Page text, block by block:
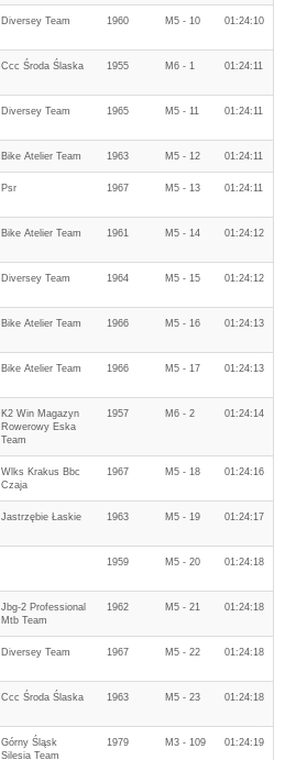
Diversey Team 1960 M5 - 10 01:24:10
Ccc Środa Ślaska 1955 M6 - 1 01:24:11
Diversey Team 1965 M5 - 11 01:24:11
Bike Atelier Team 1963 M5 - 12 01:24:11
Psr 1967 M5 - 13 01:24:11
Bike Atelier Team 1961 M5 - 14 01:24:12
Diversey Team 1964 M5 - 15 01:24:12
Bike Atelier Team 1966 M5 - 16 01:24:13
Bike Atelier Team 1966 M5 - 17 01:24:13
K2 Win Magazyn
Rowerowy Eska
Team
1957 M6 - 2 01:24:14
Wlks Krakus Bbc
Czaja
1967 M5 - 18 01:24:16
Jastrzębie Łaskie 1963 M5 - 19 01:24:17
1959 M5 - 20 01:24:18
Jbg-2 Professional
Mtb Team
1962 M5 - 21 01:24:18
Diversey Team 1967 M5 - 22 01:24:18
Ccc Środa Ślaska 1963 M5 - 23 01:24:18
Górny Śląsk
Silesia Team
1979 M3 - 109 01:24:19